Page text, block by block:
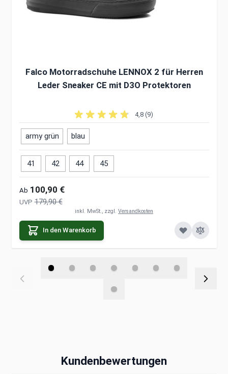
Falco Motorradschuhe LENNOX 2 für Herren
Leder Sneaker CE mit D3O Protektoren
4,8 (9)
army grün blau
41 42 44 45
Ab 100,90 €
UVP 179,90 €
inkl. MwSt., zzgl. Versandkosten
In den Warenkorb
Kundenbewertungen